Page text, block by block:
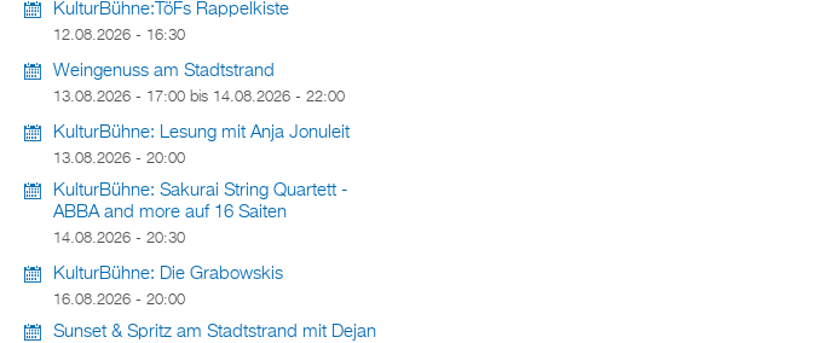
KulturBühne:TöFs Rappelkiste
12.08.2026 - 16:30
Weingenuss am Stadtstrand
13.08.2026 - 17:00 bis 14.08.2026 - 22:00
KulturBühne: Lesung mit Anja Jonuleit
13.08.2026 - 20:00
KulturBühne: Sakurai String Quartett -
ABBA and more auf 16 Saiten
14.08.2026 - 20:30
KulturBühne: Die Grabowskis
16.08.2026 - 20:00
Sunset & Spritz am Stadtstrand mit Dejan